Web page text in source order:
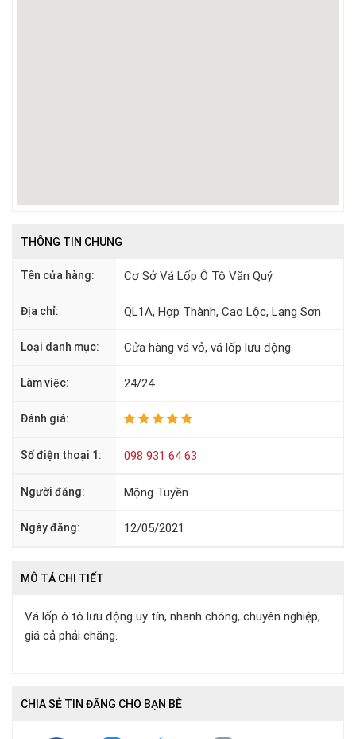
THÔNG TIN CHUNG
Tên cửa hàng: Cơ Sở Vá Lốp Ô Tô Văn Quý
Địa chỉ: QL1A, Hợp Thành, Cao Lộc, Lạng Sơn
Loại danh mục: Cửa hàng vá vỏ, vá lốp lưu động
Làm việc: 24/24
Đánh giá:
Số điện thoại 1: 098 931 64 63
Người đăng: Mộng Tuyền
Ngày đăng: 12/05/2021
MÔ TẢ CHI TIẾT
Vá lốp ô tô lưu động uy tín, nhanh chóng, chuyên nghiệp,
giá cả phải chăng.
CHIA SẺ TIN ĐĂNG CHO BẠN BÈ